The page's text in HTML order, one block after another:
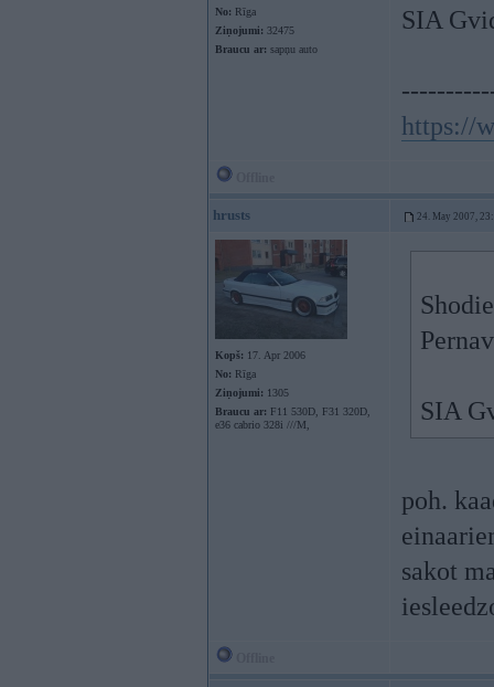
No: Rīga
Ziņojumi: 32475
Braucu ar: sapņu auto
SIA
https://
hrusts 24. May 2007,
Kopš: 17. Apr 2006
No: Rīga
Ziņojumi: 1305
Braucu ar: F11 530D, F31 320D,
e36 cabrio 328i ///M,
SIA
poh.
sakot